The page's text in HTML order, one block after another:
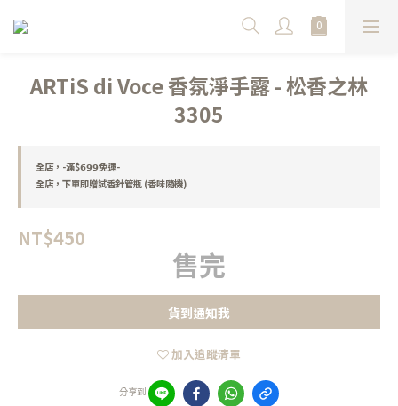
ARTiS di Voce 香氛淨手露 - 松香之林
3305
全店，-滿$𝟲𝟵𝟵免運-
全店，下單即贈試香針管瓶 (香味隨機)
NT$450
售完
貨到通知我
加入追蹤清單
分享到